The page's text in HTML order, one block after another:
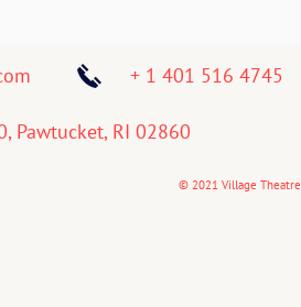
+ 1 401 516 4745
Pawtucket, RI 02860
© 2021 Village Theatre